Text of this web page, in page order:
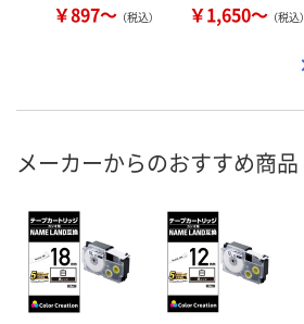
￥897～ （税込） ￥1,650～ （税込）
メーカーからのおすすめ商品